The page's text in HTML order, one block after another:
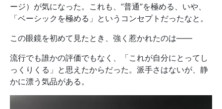
ージ）が気になった。これも、”普通”を極める、いや、
「ベーシックを極める」というコンセプトだったなと。
この眼鏡を初めて見たとき、強く惹かれたのは――
流行でも誰かの評価でもなく、「これが自分にとってし
っくりくる」と思えたからだった。派手さはないが、静
かに漂う気品がある。